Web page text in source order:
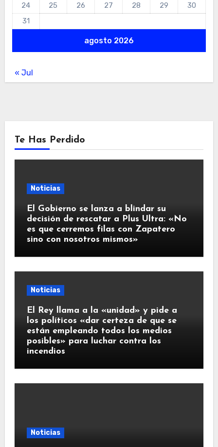
agosto 2026
24
25 26 27 28 29
30
31
« Jul
Te Has Perdido
Noticias
El Gobierno se lanza a blindar su
decisión de rescatar a Plus Ultra: «No
es que cerremos filas con Zapatero
sino con nosotros mismos»
Noticias
El Rey llama a la «unidad» y pide a
los políticos «dar certeza de que se
están empleando todos los medios
posibles» para luchar contra los
incendios
Noticias